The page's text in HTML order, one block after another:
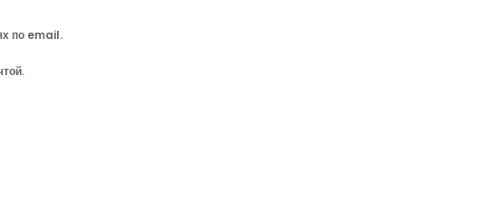
по email.